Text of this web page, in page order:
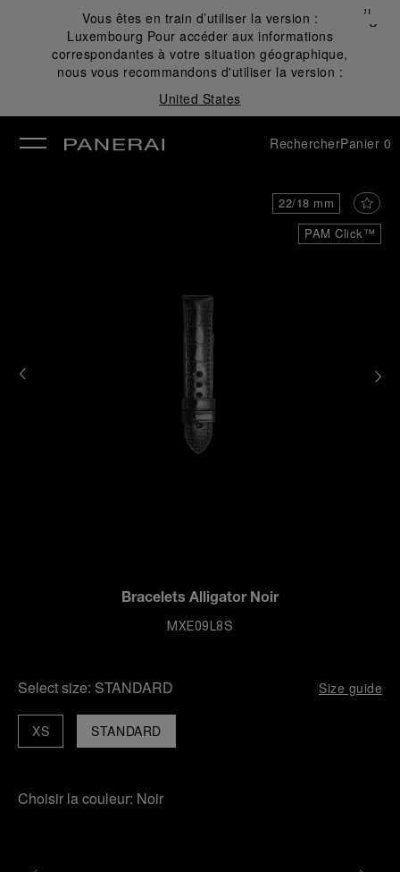
Vous êtes en train d’utiliser la version :
Luxembourg Pour accéder aux informations
correspondantes à votre situation géographique,
nous vous recommandons d'utiliser la version :
United States
Fermer
✕
RechercherPanier 0
PAM Click™
22/18 mm
Bracelets Alligator Noir
MXE09L8S
Select size: STANDARD Size guide
STANDARD
XS
Choisir la couleur: Noir